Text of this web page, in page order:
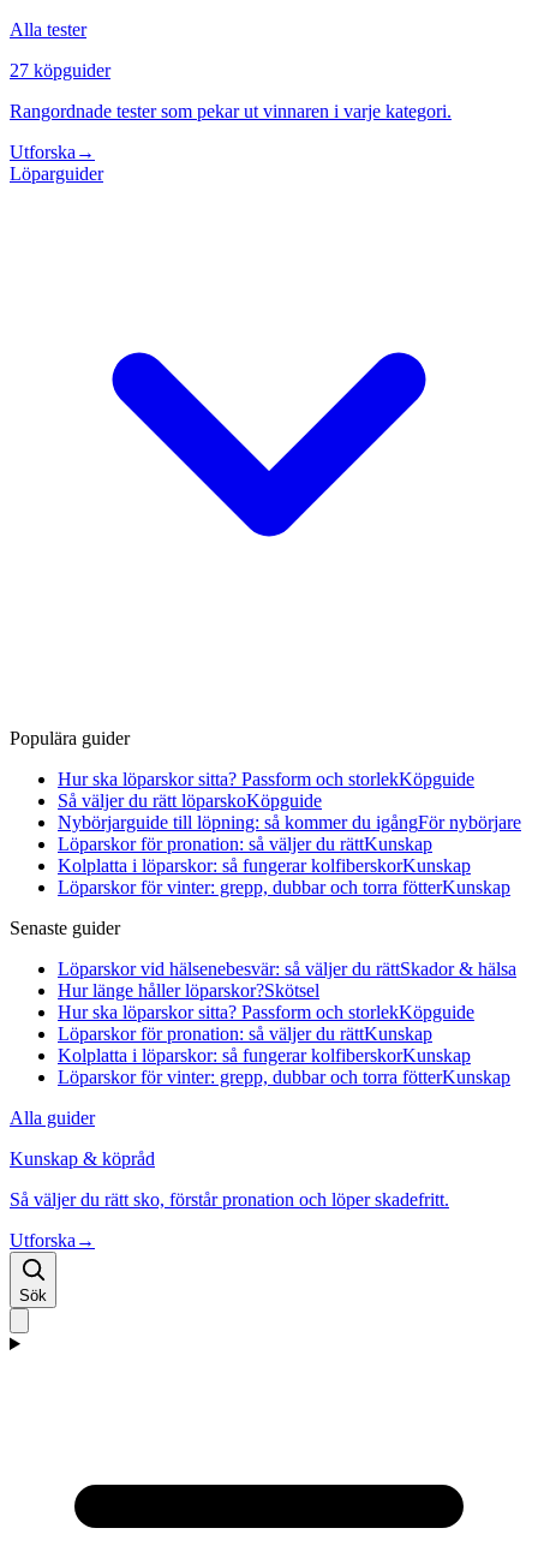
Alla tester
27 köpguider
Rangordnade tester som pekar ut vinnaren i varje kategori.
Utforska →
Löparguider
Populära guider
Hur ska löparskor sitta? Passform och storlekKöpguide
Så väljer du rätt löparskoKöpguide
Nybörjarguide till löpning: så kommer du igångFör nybörjare
Löparskor för pronation: så väljer du rättKunskap
Kolplatta i löparskor: så fungerar kolfiberskorKunskap
Löparskor för vinter: grepp, dubbar och torra fötterKunskap
Senaste guider
Löparskor vid hälsenebesvär: så väljer du rättSkador & hälsa
Hur länge håller löparskor?Skötsel
Hur ska löparskor sitta? Passform och storlekKöpguide
Löparskor för pronation: så väljer du rättKunskap
Kolplatta i löparskor: så fungerar kolfiberskorKunskap
Löparskor för vinter: grepp, dubbar och torra fötterKunskap
Alla guider
Kunskap & köpråd
Så väljer du rätt sko, förstår pronation och löper skadefritt.
Utforska →
Sök